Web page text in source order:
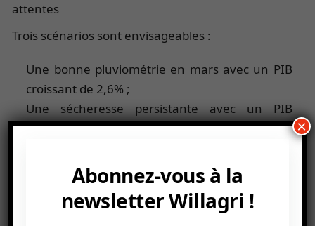
attentes
Trois scénarios sont envisageables :
Une bonne pluviométrie en mars avec un PIB
croissant de 2,6% ;
Une sécheresse persistante avec un PIB
croissant de 1,4% ;
autorise une croissance du PIB jusqu’à 2%
maximum.
Les récoltes céréalières ne sont plus la seule
Abonnez-vous à la
newsletter Willagri !
×